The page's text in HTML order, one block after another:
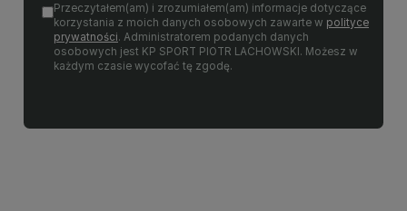
Przeczytałem(am) i zrozumiałem(am) informacje dotyczące
korzystania z moich danych osobowych zawarte w polityce
prywatności. Administratorem podanych danych
osobowych jest KP SPORT PIOTR LACHOWSKI. Możesz w
każdym czasie wycofać tę zgodę.